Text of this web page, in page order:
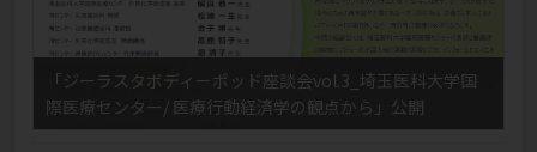
「ジーラスタボディーポッド座談会vol.3_埼玉医科大学国
際医療センター/ 医療行動経済学の観点から」公開